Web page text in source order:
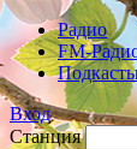
Радио
FM-
Вход
Станция